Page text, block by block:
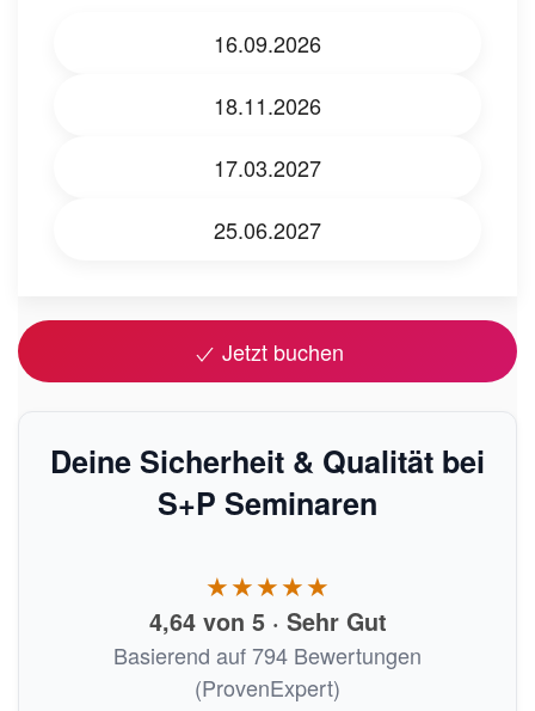
16.09.2026
18.11.2026
17.03.2027
25.06.2027
Jetzt buchen
Deine Sicherheit & Qualität bei
S+P Seminaren
★★★★★
4,64 von 5 · Sehr Gut
Basierend auf 794 Bewertungen
(ProvenExpert)